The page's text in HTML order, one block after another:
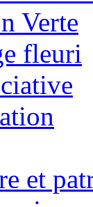
Verte
fleuri
et